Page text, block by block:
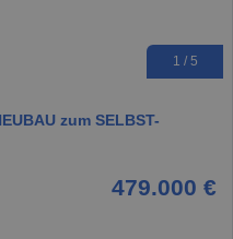
1 / 5
zum SELBST-
479.000 €